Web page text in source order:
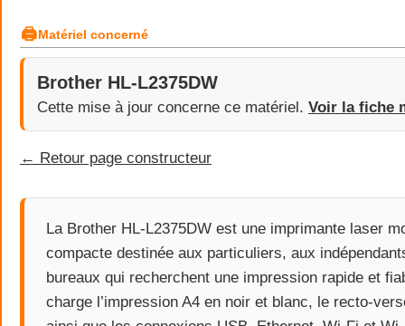
🖨Matériel concerné
Brother HL-L2375DW
Cette mise à jour concerne ce matériel. Voir la fiche
← Retour page constructeur
La Brother HL-L2375DW est une imprimante laser
compacte destinée aux particuliers, aux
bureaux qui recherchent une impression rapide et
charge l’impression A4 en noir et blanc, le recto-